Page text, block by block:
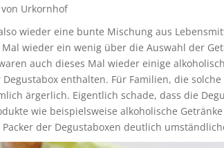
Urkornhof
wieder eine bunte Mischung aus
wieder ein wenig über die Auswahl der
auch dieses Mal wieder einige
enthalten. Für Familien, die
ärgerlich. Eigentlich schade, dass die
wie beispielsweise alkoholische
der Degustaboxen deutlich